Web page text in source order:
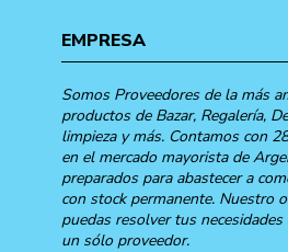
EMPRESA
Somos Proveedores de la más
productos de Bazar, Regalería,
limpieza y más. Contamos con
en el mercado mayorista de
preparados para abastecer a
con stock permanente. Nuestro
puedas resolver tus
un sólo proveedor.